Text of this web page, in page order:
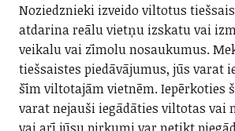
Noziedznieki izveido viltotus
atdarina reālu vietņu izskatu vai
veikalu vai zīmolu nosaukumus.
tiešsaistes piedāvājumus, jūs varat
šīm viltotajām vietnēm. Iepērkoties
varat nejauši iegādāties viltotas vai